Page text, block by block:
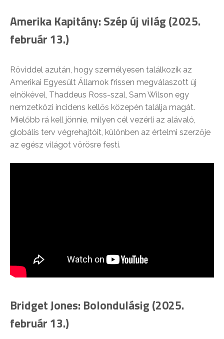
Amerika Kapitány: Szép új világ (2025.
február 13.)
Röviddel azután, hogy személyesen találkozik az
Amerikai Egyesült Államok frissen megválaszott új
elnökével, Thaddeus Ross-szal, Sam Wilson egy
nemzetközi incidens kellős közepén találja magát.
Mielőbb rá kell jönnie, milyen cél vezérli az alávaló,
globális terv végrehajtóit, különben az értelmi szerzője
az egész világot vörösre festi.
Bridget Jones: Bolondulásig (2025.
február 13.)